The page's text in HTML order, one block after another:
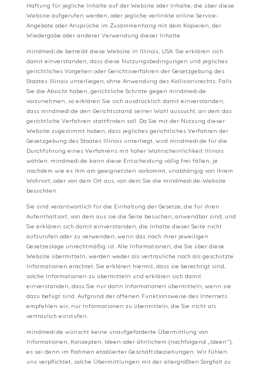
Haftung für jegliche Inhalte auf der Website oder Inhalte, die über diese
Website aufgerufen werden, oder jegliche verlinkte online Service-
Angebote oder Ansprüche im Zusammenhang mit dem Kopieren, der
Wiedergabe oder anderer Verwendung dieser Inhalte.
mindmedi.de betreibt diese Website in Illinois, USA. Sie erklären sich
damit einverstanden, dass diese Nutzungsbedingungen und jegliches
gerichtliches Vorgehen oder Gerichtsverfahren der Gesetzgebung des
Staates Illinois unterliegen, ohne Anwendung des Kollisionsrechts. Falls
Sie die Absicht haben, gerichtliche Schritte gegen mindmedi.de
vorzunehmen, so erklären Sie sich ausdrücklich damit einverstanden,
dass mindmedi.de den Gerichtsstand seiner Wahl aussucht, an dem das
gerichtliche Verfahren stattfinden soll. Da Sie mit der Nutzung dieser
Website zugestimmt haben, dass jegliches gerichtliches Verfahren der
Gesetzgebung des Staates Illinois unterliegt, wird mindmedi.de für die
Durchführung eines Verfahrens mit hoher Wahrscheinlichkeit Illinois
wählen. mindmedi.de kann diese Entscheidung völlig frei fällen, je
nachdem wie es ihm am geeignetsten vorkommt, unabhängig von Ihrem
Wohnort, oder von dem Ort aus, von dem Sie die mindmedi.de-Website
besuchten.
Sie sind verantwortlich für die Einhaltung der Gesetze, die für ihren
Aufenthaltsort, von dem aus sie die Seite besuchen, anwendbar sind, und
Sie erklären sich damit einverstanden, die Inhalte dieser Seite nicht
aufzurufen oder zu verwenden, wenn das nach ihrer jeweiligen
Gesetzeslage unrechtmäßig ist. Alle Informationen, die Sie über diese
Website übermitteln, werden weder als vertrauliche noch als geschützte
Informationen erachtet. Sie erklären hiermit, dass sie berechtigt sind,
solche Informationen zu übermitteln und erklären sich damit
einverstanden, dass Sie nur dann Informationen übermitteln, wenn sie
dazu befugt sind. Aufgrund der offenen Funktionsweise des Internets
empfehlen wir, nur Informationen zu übermitteln, die Sie nicht als
vertraulich einstufen.
mindmedi.de wünscht keine unaufgeforderte Übermittlung von
Informationen, Konzepten, Ideen oder ähnlichem (nachfolgend „Ideen“),
es sei denn im Rahmen etablierter Geschäftsbeziehungen. Wir fühlen
uns verpflichtet, solche Übermittlungen mit der allergrößten Sorgfalt zu